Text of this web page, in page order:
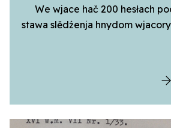
We wjace hač 200 hesłach
stawa slědźenja hnydom